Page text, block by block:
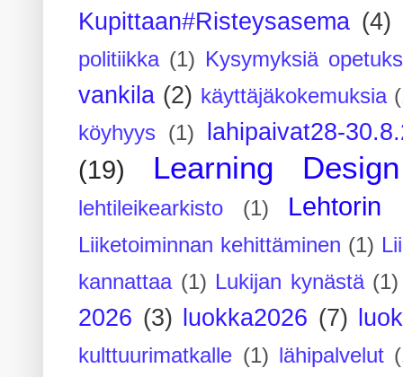
Kupittaan#Risteysasema (4)
politiikka (1) Kysymyksiä
vankila (2) käyttäjäkokemuksia
köyhyys
(1) lahipaivat28-
(19) Learning Design
lehtileikearkisto (1) Lehtorin
Liiketoiminnan kehittäminen (1)
kannattaa (1) Lukijan kynästä (1)
2026 (3) luokka2026 (7)
kulttuurimatkalle (1) lähipalvelut